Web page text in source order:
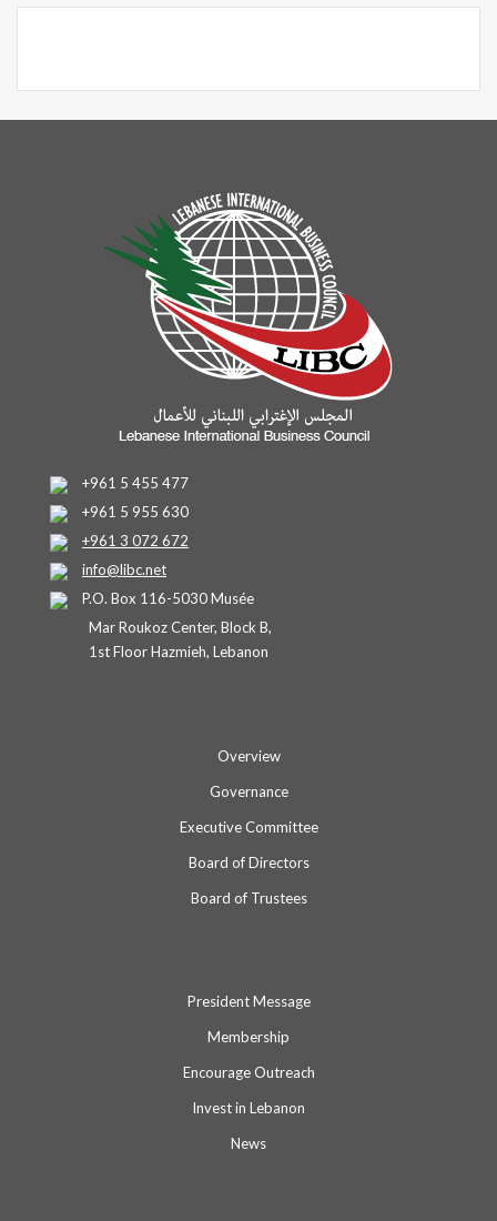
+961 5 455 477
+961 5 955 630
+961 3 072 672
info@libc.net
P.O. Box 116-5030 Musée
Mar Roukoz Center, Block B,
1st Floor Hazmieh, Lebanon
Overview
Governance
Executive Committee
Board of Directors
Board of Trustees
President Message
Membership
Encourage Outreach
Invest in Lebanon
News